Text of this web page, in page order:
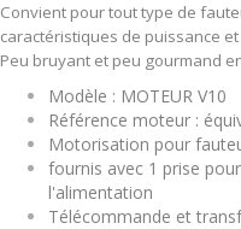
Convient pour tout type de
caractéristiques de puissance
Peu bruyant et peu gourmand
Modèle : MOTEUR V10
Référence moteur :
Motorisation pour
fournis avec 1 prise
l'alimentation
Télécommande et